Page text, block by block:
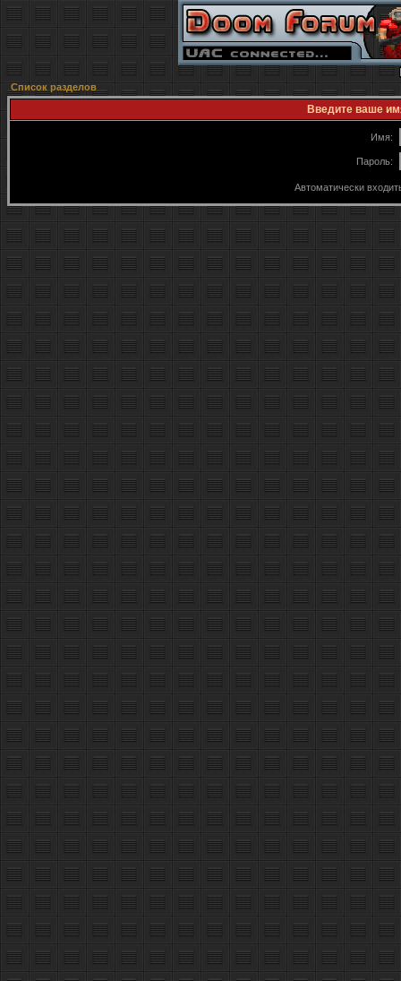
Список разделов
Введите ваше
Имя:
Пароль:
Автоматически